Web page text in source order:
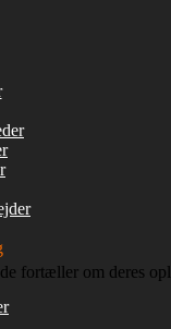
fortæller om deres